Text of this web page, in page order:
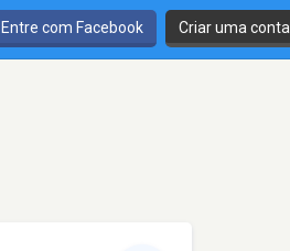
Entre com Facebook Criar uma conta